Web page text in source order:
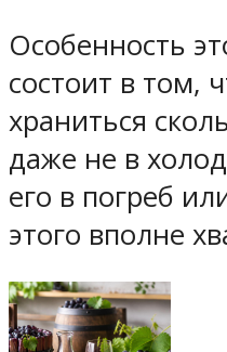
Особенность
состоит в том,
храниться
даже не в
его в погреб
этого вполне